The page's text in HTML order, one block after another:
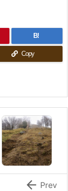
B!
Copy
 Prev